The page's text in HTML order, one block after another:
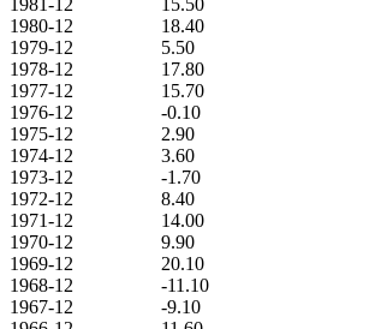
1980-12
18.40
1979-12
5.50
1978-12
17.80
1977-12
15.70
1976-12
-0.10
1975-12
2.90
1974-12
3.60
1973-12
-1.70
1972-12
8.40
1971-12
14.00
1970-12
9.90
1969-12
20.10
1968-12
-11.10
1967-12
-9.10